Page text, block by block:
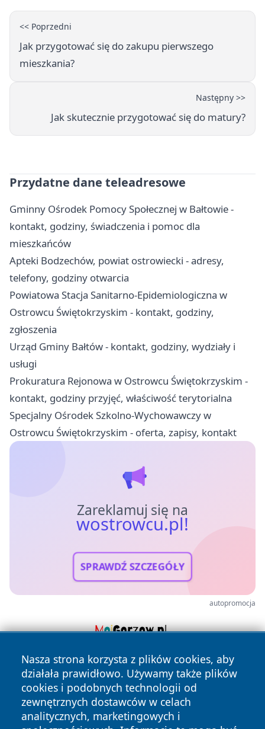
<< Poprzedni
Jak przygotować się do zakupu pierwszego
mieszkania?
Następny >>
Jak skutecznie przygotować się do matury?
Przydatne dane teleadresowe
Gminny Ośrodek Pomocy Społecznej w Bałtowie -
kontakt, godziny, świadczenia i pomoc dla
mieszkańców
Apteki Bodzechów, powiat ostrowiecki - adresy,
telefony, godziny otwarcia
Powiatowa Stacja Sanitarno-Epidemiologiczna w
Ostrowcu Świętokrzyskim - kontakt, godziny,
zgłoszenia
Urząd Gminy Bałtów - kontakt, godziny, wydziały i
usługi
Prokuratura Rejonowa w Ostrowcu Świętokrzyskim -
kontakt, godziny przyjęć, właściwość terytorialna
Specjalny Ośrodek Szkolno-Wychowawczy w
Ostrowcu Świętokrzyskim - oferta, zapisy, kontakt
Zareklamuj się na
wostrowcu.pl!
SPRAWDŹ SZCZEGÓŁY
autopromocja
Nasza strona korzysta z plików cookies, aby
działała prawidłowo. Używamy także plików
cookies i podobnych technologii od
zewnętrznych dostawców w celach
analitycznych, marketingowych i